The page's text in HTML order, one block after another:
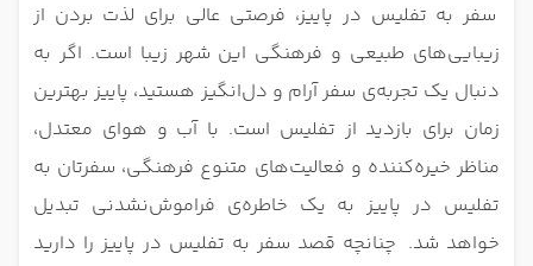
سفر به تفلیس در پاییز، فرصتی عالی برای لذت بردن از
زیبایی‌های طبیعی و فرهنگی این شهر زیبا است. اگر به
دنبال یک تجربه‌ی سفر آرام و دل‌انگیز هستید، پاییز بهترین
زمان برای بازدید از تفلیس است. با آب و هوای معتدل،
مناظر خیره‌کننده و فعالیت‌های متنوع فرهنگی، سفرتان به
تفلیس در پاییز به یک خاطره‌ی فراموش‌نشدنی تبدیل
خواهد شد. چنانچه قصد سفر به تفلیس در پاییز را دارید